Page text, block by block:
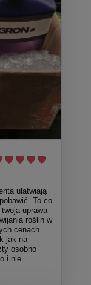
ułatwiają
.To co
uprawa
roślin w
cenach
jak na
osobno
i nie